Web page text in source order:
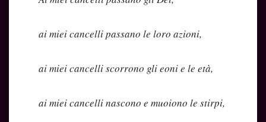
ai miei cancelli passano le loro azioni,
ai miei cancelli scorrono gli eoni e le età,
ai miei cancelli nascono e muoiono le stirpi,